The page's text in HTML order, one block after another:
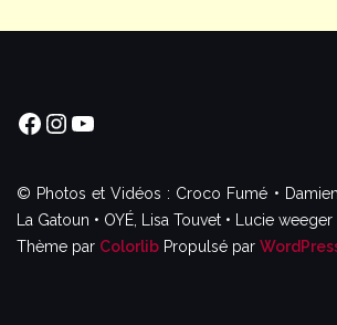
Facebook
Instagram
YouTube
© Photos et Vidéos : Croco Fumé •
La Gatoun • OYÉ, Lisa Touvet • Lucie
Thème par Colorlib Propulsé par